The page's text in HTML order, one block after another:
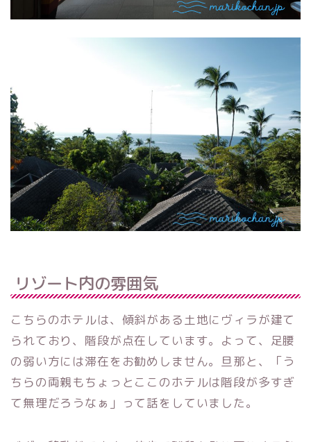
リゾート内の雰囲気
こちらのホテルは、傾斜がある土地にヴィラが建て
られており、階段が点在しています。よって、足腰
の弱い方には滞在をお勧めしません。旦那と、「う
ちらの両親もちょっとここのホテルは階段が多すぎ
て無理だろうなぁ」って話をしていました。